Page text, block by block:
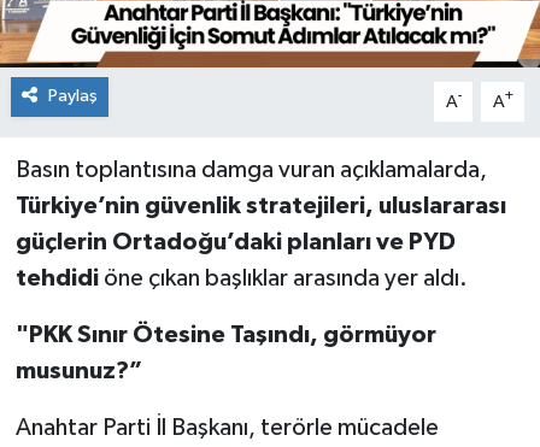
Paylaş A- A+
Basın toplantısına damga vuran açıklamalarda,
Türkiye’nin güvenlik stratejileri, uluslararası
güçlerin Ortadoğu’daki planları ve PYD
tehdidiöne çıkan başlıklar arasında yer aldı.
"PKK Sınır Ötesine Taşındı, görmüyor
musunuz?”
Anahtar Parti İl Başkanı, terörle mücadele